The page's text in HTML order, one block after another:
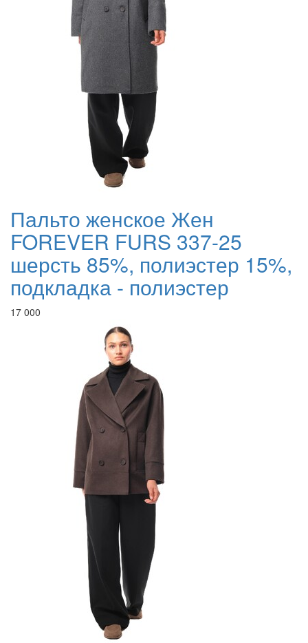
Пальто женское Жен
FOREVER FURS 337-25
шерсть 85%, полиэстер 15%,
подкладка - полиэстер
17 000